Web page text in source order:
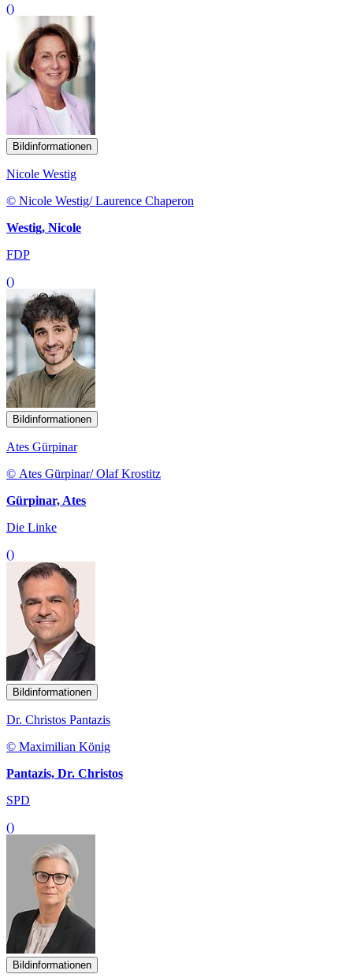
()
Bildinformationen
Nicole Westig
© Nicole Westig/ Laurence Chaperon
Westig, Nicole
FDP
()
Bildinformationen
Ates Gürpinar
© Ates Gürpinar/ Olaf Krostitz
Gürpinar, Ates
Die Linke
()
Bildinformationen
Dr. Christos Pantazis
© Maximilian König
Pantazis, Dr. Christos
SPD
()
Bildinformationen